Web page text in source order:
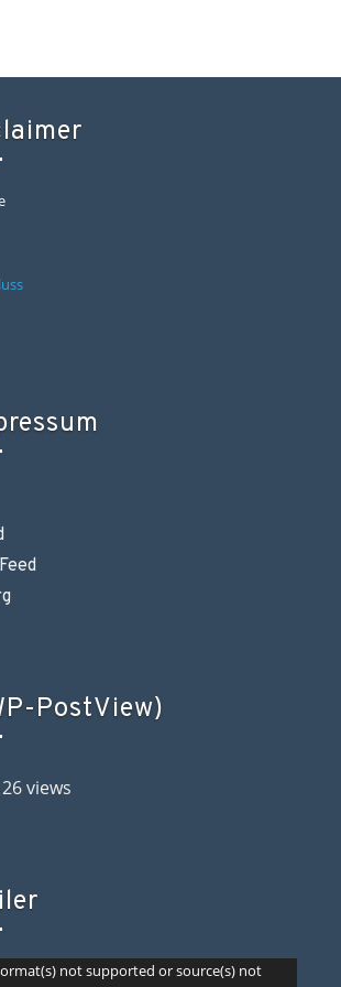
PostView)
views
not supported or source(s) not